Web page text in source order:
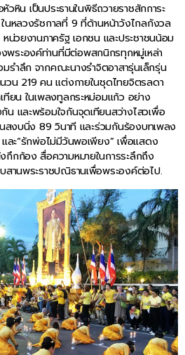
วหิน เป็นประธานในพิธีถวายราชสักการะ
นหลวงรัชกาลที่ 9 ที่ด้านหน้าวังไกลกังวล
หน่วยงานภาครัฐ เอกชน และประชาชนน้อม
พระองค์ท่านที่มีต่อพสกนิกรทุกหมู่เหล่า
รำลึก จากคณะนางรำจิตอาสารุ่นเล็กรุ่น
วน 219 คน แต่งกายในชุดไทยจิตรลดา
ทียน ในเพลงทูลกระหม่อมแก้ว อย่าง
และพร้อมใจกันจุดเทียนสว่างไสวเพื่อ
สงบนิ่ง 89 วินาที และร่วมกันร้องบทเพลง
ละ“รักพ่อไม่มีวันพอเพียง” เพื่อแสดง
กก้อง สื่อความหมายในการระลึกถึง
สานพระราชปณิธานเพื่อพระองค์ต่อไป.